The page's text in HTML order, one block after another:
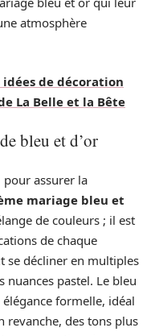
atmosphère
de décoration
La Belle et la Bête
bleu et d’or
assurer la
mariage bleu et
de couleurs ; il est
de chaque
se décliner en multiples
nuances pastel. Le bleu
formelle, idéal
revanche, des tons plus